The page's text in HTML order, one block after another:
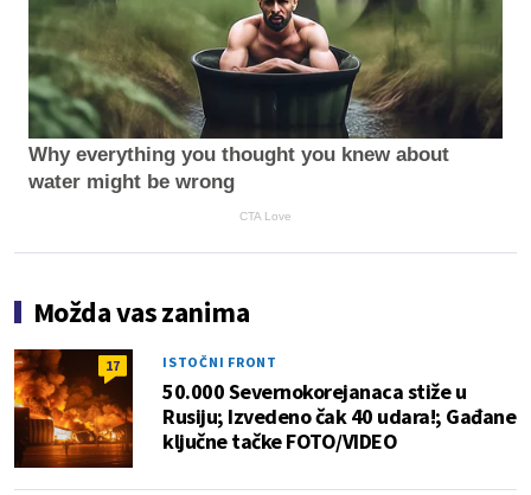
Why everything you thought you knew about
water might be wrong
CTA Love
Možda vas zanima
17 ISTOČNI FRONT
50.000 Severnokorejanaca stiže u
Rusiju; Izvedeno čak 40 udara!; Gađane
ključne tačke FOTO/VIDEO